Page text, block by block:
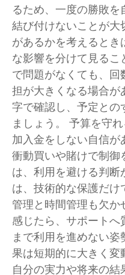
るため、一度の勝敗を
結び付けないことが大
があるかを考えるとき
な影響を分けて見るこ
で問題がなくても、回
担が大きくなる場合が
字で確認し、予定との
ましょう。 予算を守
加入金をしない自信が
衝動買いや賭けで制御
は、利用を避ける判断
は、技術的な保護だ
管理と時間管理も欠か
感じたら、サポートへ
まで利用を進めない
果は短期的に大きく変
自分の実力や将来の